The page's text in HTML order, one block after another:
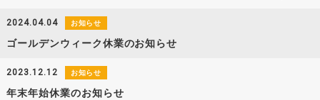
2024.04.04 お知らせ
ゴールデンウィーク休業のお知らせ
2023.12.12 お知らせ
年末年始休業のお知らせ